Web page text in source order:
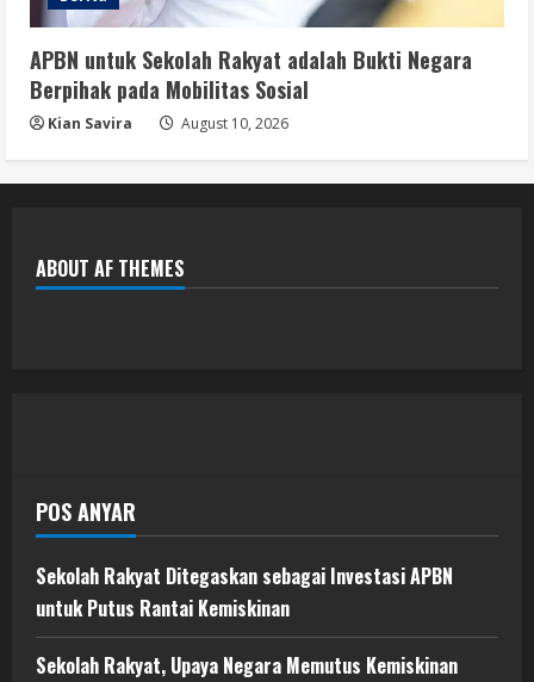
APBN untuk Sekolah Rakyat adalah Bukti Negara
Berpihak pada Mobilitas Sosial
Kian Savira August 10, 2026
ABOUT AF THEMES
POS ANYAR
Sekolah Rakyat Ditegaskan sebagai Investasi APBN
untuk Putus Rantai Kemiskinan
Sekolah Rakyat, Upaya Negara Memutus Kemiskinan